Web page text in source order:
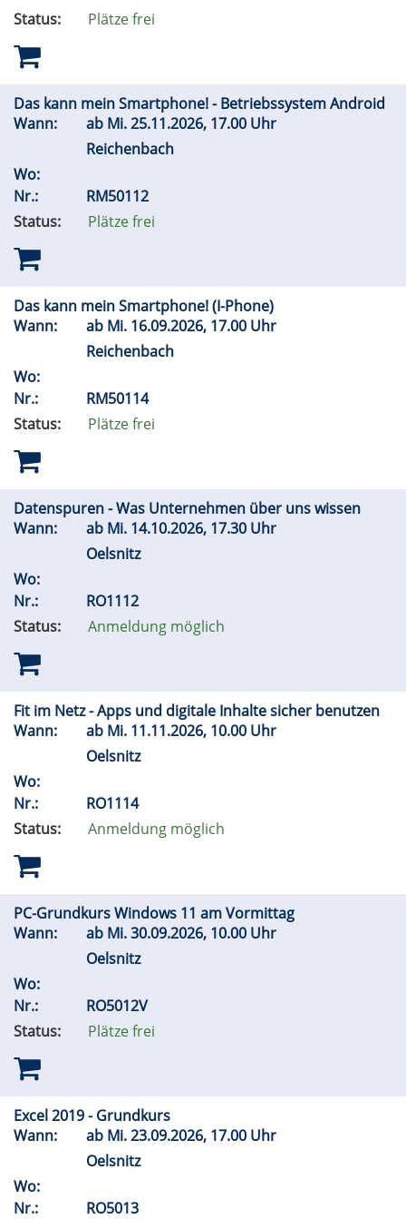
Status:
Plätze frei
Das kann mein Smartphone! - Betriebssystem Android
Wann:
ab Mi.25.11.2026, 17.00 Uhr
Reichenbach
Wo:
Nr.:
RM50112
Status:
Plätze frei
Das kann mein Smartphone! (I-Phone)
Wann:
ab Mi. 16.09.2026, 17.00 Uhr
Reichenbach
Wo:
Nr.:
RM50114
Status:
Plätze frei
Datenspuren - Was Unternehmen über uns wissen
Wann:
ab Mi. 14.10.2026, 17.30 Uhr
Oelsnitz
Wo:
Nr.:
RO1112
Status:
Anmeldung möglich
Fit im Netz - Apps und digitale Inhalte sicher benutzen
Wann:
ab Mi. 11.11.2026, 10.00 Uhr
Oelsnitz
Wo:
Nr.:
RO1114
Status:
Anmeldung möglich
PC-Grundkurs Windows 11 am Vormittag
Wann:
ab Mi.30.09.2026, 10.00 Uhr
Oelsnitz
Wo:
Nr.:
RO5012V
Status:
Plätze frei
Excel 2019 - Grundkurs
Wann:
ab Mi.23.09.2026, 17.00 Uhr
Oelsnitz
Wo:
Nr.:
RO5013